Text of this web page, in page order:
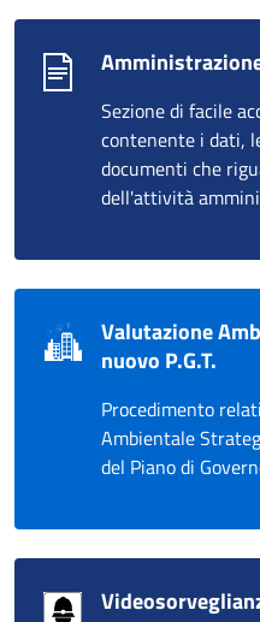
Sezione di facile
contenente i dati,
documenti che
dell'attività
Valutazione
nuovo P.G.T.
Procedimento
Ambientale
del Piano di